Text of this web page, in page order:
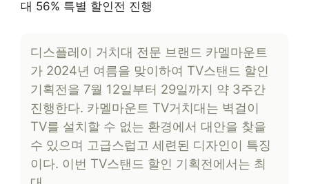
대 56% 특별 할인전 진행
디스플레이 거치대 전문 브랜드 카멜마운트
가 2024년 여름을 맞이하여 TV스탠드 할인
기획전을 7월 12일부터 29일까지 약 3주간
진행한다. 카멜마운트 TV거치대는 벽걸이
TV를 설치할 수 없는 환경에서 대안을 찾을
수 있으며 고급스럽고 세련된 디자인이 특징
이다. 이번 TV스탠드 할인 기획전에서는 최